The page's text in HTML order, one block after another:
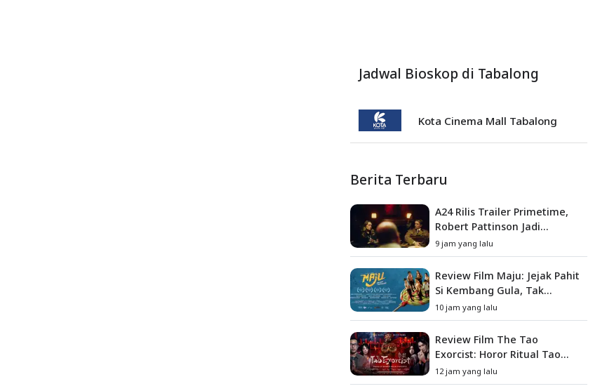
Jadwal Bioskop di Tabalong
Kota Cinema Mall Tabalong
Berita Terbaru
A24 Rilis Trailer Primetime,
Robert Pattinson Jadi
Pembawa Acara To Catch a
Predator
9 jam yang lalu
Review Film Maju: Jejak Pahit
Si Kembang Gula, Tak
Sekadar Film Petualangan
Anak
10 jam yang lalu
Review Film The Tao
Exorcist: Horor Ritual Tao
yang Menyimpan Dosa Masa
Lalu
12 jam yang lalu